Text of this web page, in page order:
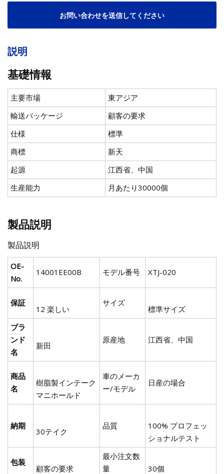
お問い合わせを送信してください
説明
基礎情報
主要市場
東アジア
輸送パッケージ
顧客の要求
仕様
標準
商標
新天
起源
江西省、中国
生産能力
月あたり30000個
製品説明
製品説明
OE-
No.
14001EE00B モデル番号 XTJ-020
保証
12 楽しい
サイズ
標準サイズ
ブラ
ンド
名
新田
原産地 江西省、中国
商品
名
樹脂製インテーク
マニホールド
車のメーカ
ー/モデル
日産の場合
納期
30テイク
品質
100% プロフェッ
ショナルテスト
包装
顧客の要求
最小注文数
量
30個